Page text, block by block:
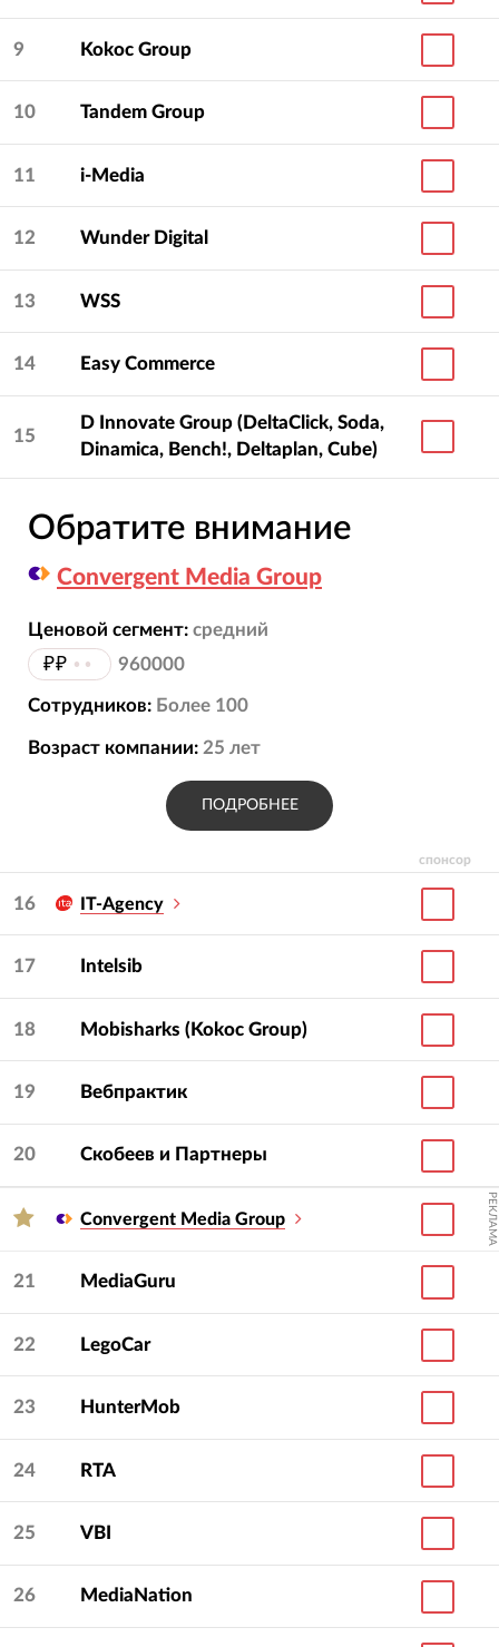
9 Kokoc Group
10 Tandem Group
11 i-Media
12 Wunder Digital
13 WSS
14 Easy Commerce
15
D Innovate Group (DeltaClick, Soda,
Dinamica, Bench!, Deltaplan, Cube)
спонсор
Обратите внимание
Convergent Media Group
Ценовой сегмент: средний
₽₽ •• 960000
Сотрудников: Более 100
Возраст компании: 25 лет
ПОДРОБНЕЕ
16 IT-Agency
17 Intelsib
18 Mobisharks (Kokoc Group)
19 Вебпрактик
20 Скобеев и Партнеры
Convergent Media Group РЕКЛАМА
21 MediaGuru
22 LegoCar
23 HunterMob
24 RTA
25 VBI
26 MediaNation